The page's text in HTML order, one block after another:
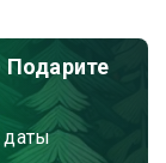
Подарите
даты